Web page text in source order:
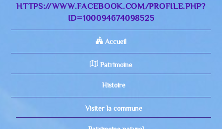
HTTPS://WWW.FACEBOOK.COM/PROFILE.PHP?
ID=100094674098525
Accueil
Patrimoine
Histoire
Visiter la commune